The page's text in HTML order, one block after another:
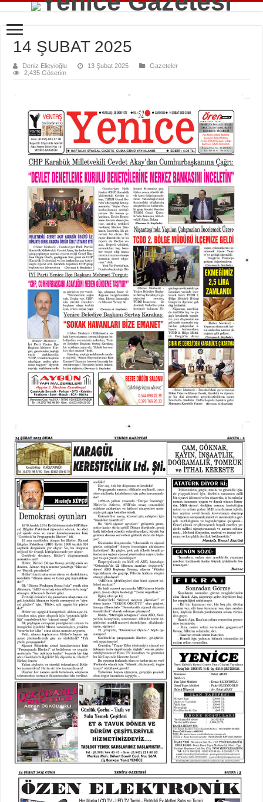
14 ŞUBAT 2025
Deniz Elieyioğlu 13 Şubat 2025
Gazeteler
2,435 Göserim